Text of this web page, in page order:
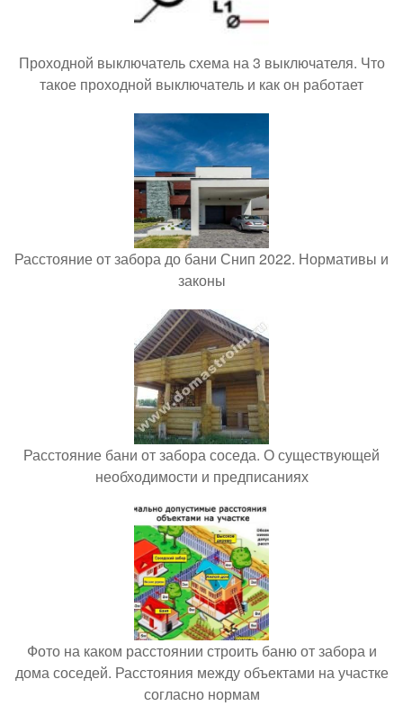
Проходной выключатель схема на 3 выключателя. Что
такое проходной выключатель и как он работает
Расстояние от забора до бани Снип 2022. Нормативы и
законы
Расстояние бани от забора соседа. О существующей
необходимости и предписаниях
Фото на каком расстоянии строить баню от забора и
дома соседей. Расстояния между объектами на участке
согласно нормам